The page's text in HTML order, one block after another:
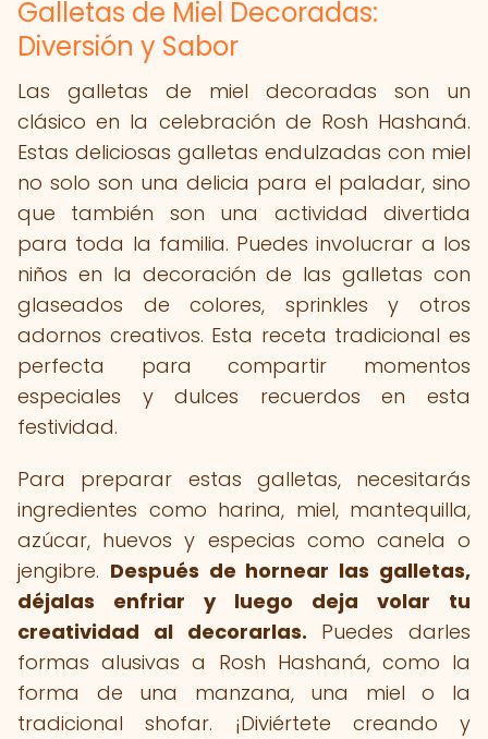
Galletas de Miel Decoradas:
Diversión y Sabor
Las galletas de miel decoradas son un
clásico en la celebración de Rosh Hashaná.
Estas deliciosas galletas endulzadas con miel
no solo son una delicia para el paladar, sino
que también son una actividad divertida
para toda la familia. Puedes involucrar a los
niños en la decoración de las galletas con
glaseados de colores, sprinkles y otros
adornos creativos. Esta receta tradicional es
perfecta para compartir momentos
especiales y dulces recuerdos en esta
festividad.
Para preparar estas galletas, necesitarás
ingredientes como harina, miel, mantequilla,
azúcar, huevos y especias como canela o
jengibre. Después de hornear las galletas,
déjalas enfriar y luego deja volar tu
creatividad al decorarlas. Puedes darles
formas alusivas a Rosh Hashaná, como la
forma de una manzana, una miel o la
tradicional shofar. ¡Diviértete creando y